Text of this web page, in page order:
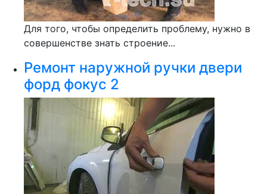
Для того, чтобы определить проблему, нужно в
совершенстве знать строение...
Ремонт наружной ручки двери
форд фокус 2